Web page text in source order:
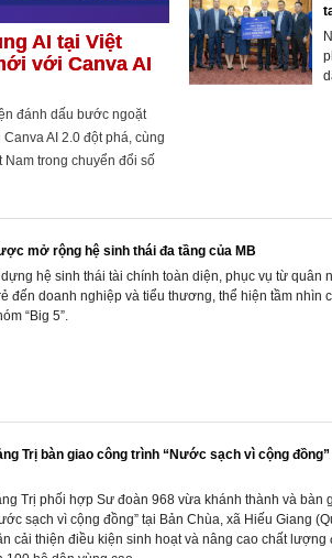
AI tại Việt
với Canva AI
đánh dấu bước ngoặt
AI 2.0 đột phá, cùng
trong chuyển đổi số
mở rộng hệ sinh thái đa tầng của MB
hệ sinh thái tài chính toàn diện, phục vụ từ quân
đến doanh nghiệp và tiểu thương, thể hiện tầm nhìn
“Big 5”.
Trị bàn giao công trình “Nước sạch vì cộng
Trị phối hợp Sư đoàn 968 vừa khánh thành và bàn
sạch vì cộng đồng” tại Bản Chùa, xã Hiếu Giang
cải thiện điều kiện sinh hoạt và nâng cao chất lượng